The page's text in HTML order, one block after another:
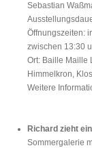
Sebastian
Öffnungszeiten:
zwischen 13:30
Ort: Baille Maille
Himmelkron,
Weitere
Richard zieht
Sommergalerie